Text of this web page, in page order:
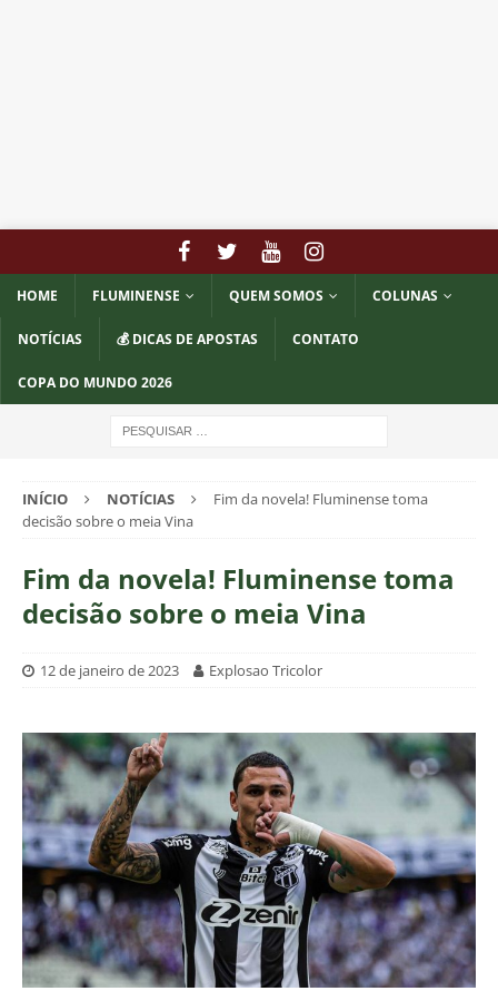
HOME FLUMINENSE QUEM SOMOS COLUNAS
NOTÍCIAS 💰 DICAS DE APOSTAS CONTATO
COPA DO MUNDO 2026
INÍCIO NOTÍCIAS
Fim da novela! Fluminense toma
decisão sobre o meia Vina
Fim da novela! Fluminense toma
decisão sobre o meia Vina
12 de janeiro de 2023 Explosao Tricolor